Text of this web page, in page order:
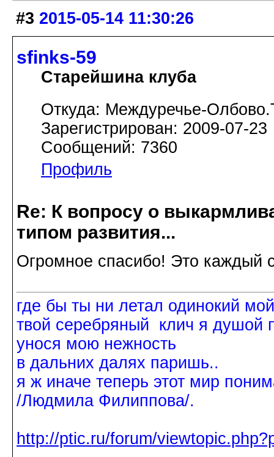
#3 2015-05-14 11:30:26
sfinks-59
Старейшина клуба
Откуда: Междуречье-
Зарегистрирован: 2009-07-23
Сообщений: 7360
Профиль
Re: К вопросу о
типом развития...
Огромное спасибо! Это каждый
где бы ты ни летал одинокий
твой серебряный клич я душой
унося мою нежность
в дальних далях паришь..
я ж иначе теперь этот мир
/Людмила Филиппова/.
http://ptic.ru/forum/